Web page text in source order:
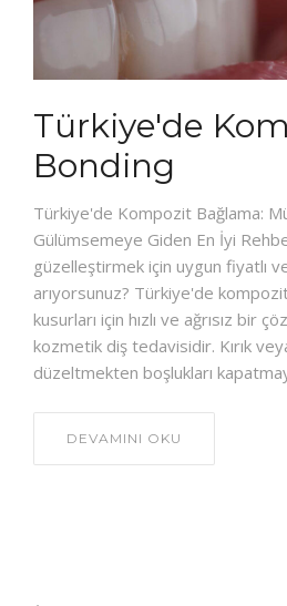
Türkiye'de
Bonding
Türkiye'de Kompozit Bağlama:
Gülümsemeye Giden En İyi
güzelleştirmek için uygun fiyatlı
arıyorsunuz? Türkiye'de
kusurları için hızlı ve ağrısız bir
kozmetik diş tedavisidir. Kırık
düzeltmekten boşlukları
DEVAMINI OKU